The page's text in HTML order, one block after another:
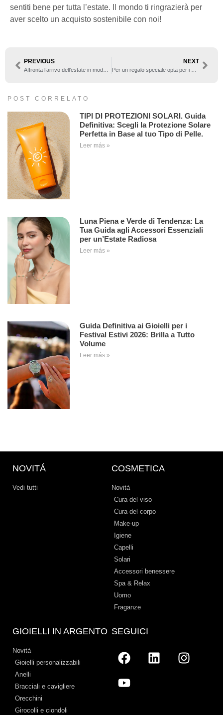
POST CORRELATO
TIPI DI PROTEZIONI SOLARI. Guida
Definitiva: Scegli la Protezione Solare
Perfetta in Base al tuo Tipo di Pelle.
Leer más »
Luna Piena e Verde di Tendenza: La
Tua Guida agli Accessori Essenziali
per un’Estate Radiosa
Leer más »
Guida Definitiva ai Gioielli per i
Festival Estivi 2026: Brilla a Tutto
Volume
Leer más »
sentiti bene per tutta l’estate. Il mondo ti ringrazierà per
aver scelto un acquisto sostenibile con noi!
PREVIOUS NEXT
NOVITÁ
Vedi tutti
COSMETICA
Novità
Cura del viso
Cura del corpo
Make-up
Igiene
Capelli
Solari
Accessori benessere
Spa & Relax
Uomo
Fraganze
GIOIELLI IN ARGENTO
Novità
Gioielli personalizzabili
Anelli
Bracciali e cavigliere
Orecchini
Girocolli e ciondoli
SEGUICI